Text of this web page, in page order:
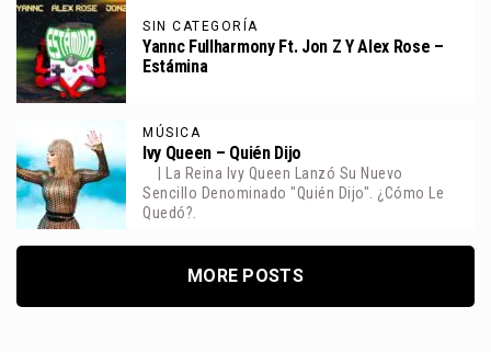
SIN CATEGORÍA
Yannc Fullharmony Ft. Jon Z Y Alex Rose –
Estámina
MÚSICA
Ivy Queen – Quién Dijo
| La Reina Ivy Queen Lanzó Su Nuevo
Sencillo Denominado "Quién Dijo". ¿Cómo Le
Quedó?.
MORE POSTS